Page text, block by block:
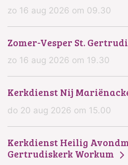
zo 16 aug 2026 om 09.30
Zomer-Vesper St.
zo 16 aug 2026 om 19.30
Kerkdienst Nij
do 20 aug 2026 om 15.00
Kerkdienst Heilig
Gertrudiskerk Workum